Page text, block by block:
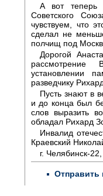
А вот теперь
Советского
чувствуем, что
сделал не
полчищ под
Дорогой
установлении
разведчику
Пусть знают в
и до конца был
слов выразить
обладал Рихард
Инвалид
Краевский
г. Челябинск-
Отправить